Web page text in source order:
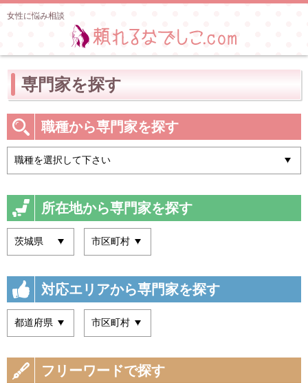
女性に悩み相談
専門家を探す
職種から専門家を探す
所在地から専門家を探す
対応エリアから専門家を探す
フリーワードで探す